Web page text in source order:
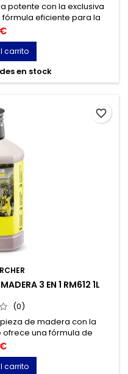
potente con la exclusiva
fórmula eficiente para la
contra agentes
carrito
en stock
3 EN 1 RM612 1L
(0)
de madera con la
ofrece una fórmula de
y una conservación
de limpieza
activo.
carrito
favorite_border